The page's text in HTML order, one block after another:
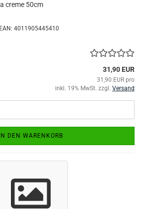
creme 50cm
4011905445410
31,90 EUR
31,90 EUR pro
inkl. 19% MwSt. zzgl. Versand
IN DEN WARENKORB